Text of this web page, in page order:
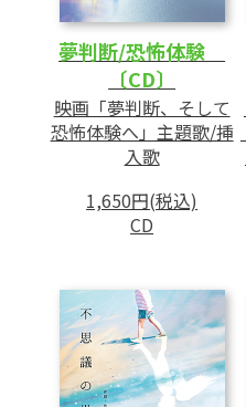
夢判断/恐怖体験
〔CD〕
映画「夢判断、そして
恐怖体験へ」主題歌/挿
入歌
1,650円(税込)
CD